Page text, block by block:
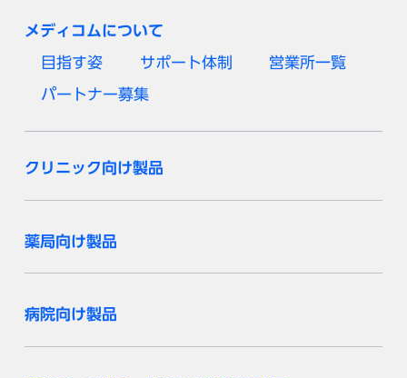
メディコムについて
目指す姿 サポート体制 営業所一覧
パートナー募集
クリニック向け製品
薬局向け製品
病院向け製品